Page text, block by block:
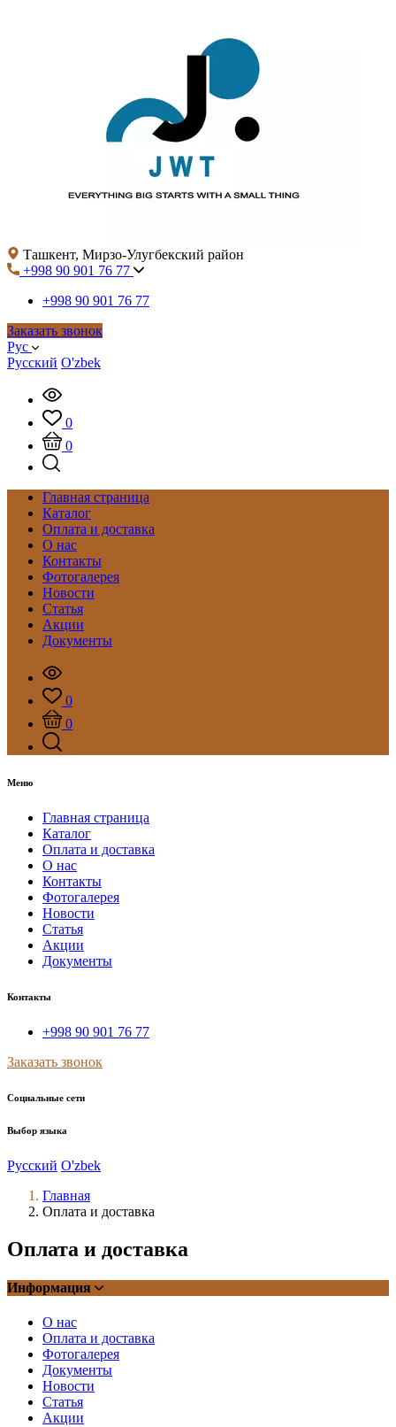
Ташкент, Мирзо-Улугбекский район
+998 90 901 76 77
+998 90 901 76 77
Заказать звонок
Рус
Русский O'zbek
0
0
Главная страница
Каталог
Оплата и доставка
О нас
Контакты
Фотогалерея
Новости
Статья
Акции
Документы
0
0
Меню
Главная страница
Каталог
Оплата и доставка
О нас
Контакты
Фотогалерея
Новости
Статья
Акции
Документы
Контакты
+998 90 901 76 77
Заказать звонок
Социальные сети
Выбор языка
Русский O'zbek
Главная
Оплата и доставка
Оплата и доставка
Информация
О нас
Оплата и доставка
Фотогалерея
Документы
Новости
Статья
Акции